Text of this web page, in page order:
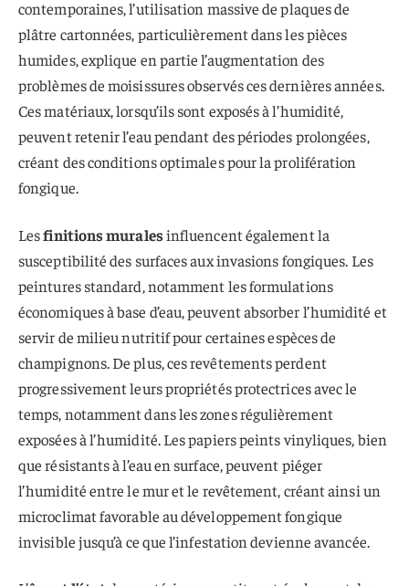
contemporaines, l’utilisation massive de plaques de
plâtre cartonnées, particulièrement dans les pièces
humides, explique en partie l’augmentation des
problèmes de moisissures observés ces dernières années.
Ces matériaux, lorsqu’ils sont exposés à l’humidité,
peuvent retenir l’eau pendant des périodes prolongées,
créant des conditions optimales pour la prolifération
fongique.
Lesfinitions muralesinfluencent également la
susceptibilité des surfaces aux invasions fongiques. Les
peintures standard, notamment les formulations
économiques à base d’eau, peuvent absorber l’humidité et
servir de milieu nutritif pour certaines espèces de
champignons. De plus, ces revêtements perdent
progressivement leurs propriétés protectrices avec le
temps, notamment dans les zones régulièrement
exposées à l’humidité. Les papiers peints vinyliques, bien
que résistants à l’eau en surface, peuvent piéger
l’humidité entre le mur et le revêtement, créant ainsi un
microclimat favorable au développement fongique
invisible jusqu’à ce que l’infestation devienne avancée.